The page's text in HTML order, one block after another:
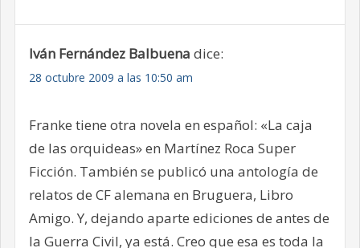
Iván Fernández Balbuena dice:
28 octubre 2009 a las 10:50 am
Franke tiene otra novela en español: «La caja
de las orquideas» en Martínez Roca Super
Ficción. También se publicó una antología de
relatos de CF alemana en Bruguera, Libro
Amigo. Y, dejando aparte ediciones de antes de
la Guerra Civil, ya está. Creo que esa es toda la